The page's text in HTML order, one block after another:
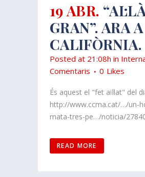
19 ABR.
GRAN”. ARA A
CALIFÒRNIA.
Posted at 21:08h in
Comentaris
0 Likes
És aquest el "fet aïllat" del
http://www.ccma.cat/…/un-
mata-tres-pe…/noticia/
READ MORE